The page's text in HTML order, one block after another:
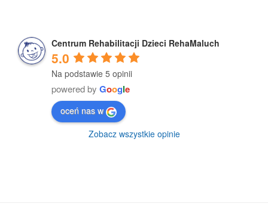
Centrum Rehabilitacji Dzieci RehaMaluch
5.0
Na podstawie 5 opinii
powered by Google
oceń nas w
Zobacz wszystkie opinie